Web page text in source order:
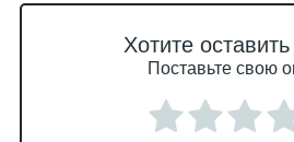
Хотите
Поставьте свою